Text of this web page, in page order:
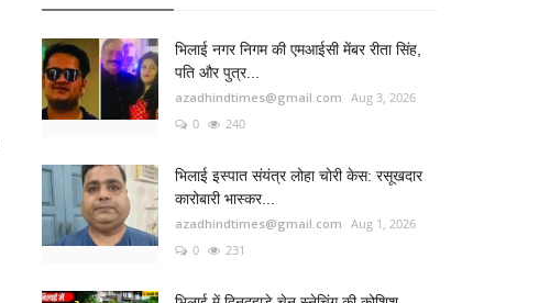
भिलाई नगर निगम की एमआईसी मेंबर रीता सिंह,
पति और पुत्र...
azadhindtimes@gmail.com Aug 3, 2026
0
240
भिलाई इस्पात संयंत्र लोहा चोरी केस: रसूखदार
कारोबारी भास्कर...
azadhindtimes@gmail.com Aug 1, 2026
0
231